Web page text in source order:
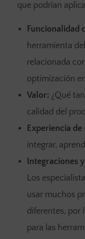
que podrían
Funcionalidad
herramienta
relacionada
optimización
Valor: ¿Qué
calidad del
Experiencia de
integrar,
Integraciones
Los
usar muchos
diferentes, por
para las